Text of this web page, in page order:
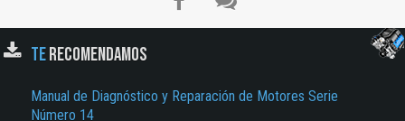
TERECOMENDAMOS
Manual de Diagnóstico y Reparación de Motores Serie
Número 14